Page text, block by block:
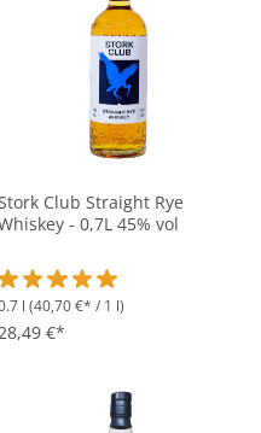
4.8 von 5 Sternen
Club Straight Rye
- 0,7L 45% vol
Bewertung
l (40,70 €* / 1 l)
€*